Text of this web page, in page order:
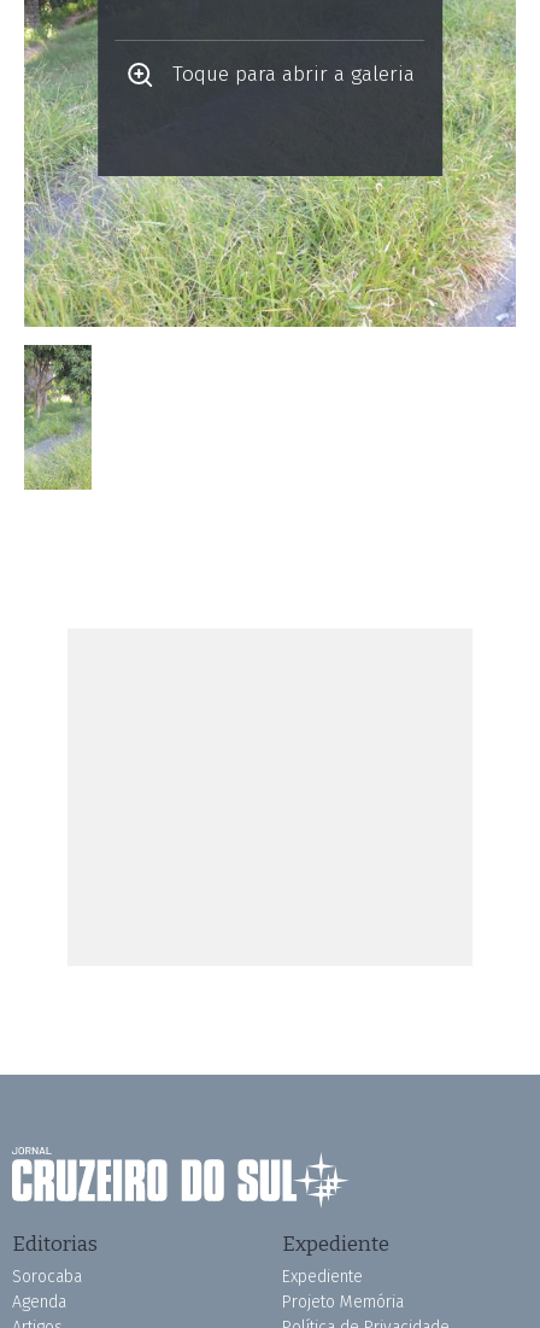
Toque para abrir a galeria
Editorias
Sorocaba
Agenda
Expediente
Expediente
Projeto Memória